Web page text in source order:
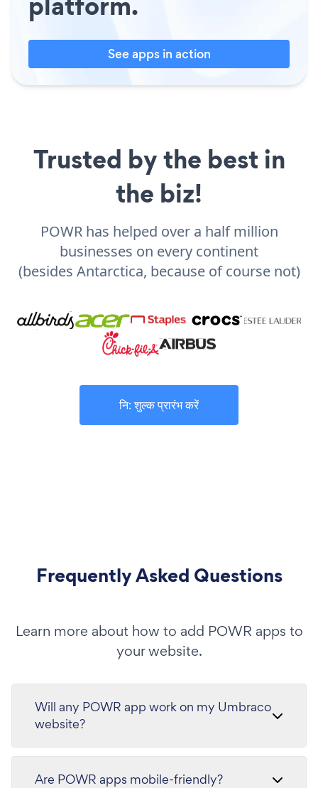
See apps in action
Trusted by the best in
the biz!
POWR has helped over a half million
businesses on every continent
(besides Antarctica, because of course not)
नि: शुल्क प्रारंभ करें
Frequently Asked Questions
Learn more about how to add POWR apps to
your website.
Will any POWR app work on my Umbraco
website?
Are POWR apps mobile-friendly?